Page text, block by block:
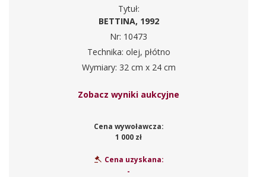
Tytuł:
BETTINA, 1992
Nr: 10473
Technika: olej, płótno
Wymiary: 32 cm x 24 cm
Zobacz wyniki aukcyjne
Cena wywoławcza:
1 000 zł
Cena uzyskana:
-